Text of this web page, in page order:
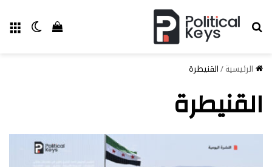
إستعراض بحث عن
الرئيسية/القنيطرة
القنيطرة